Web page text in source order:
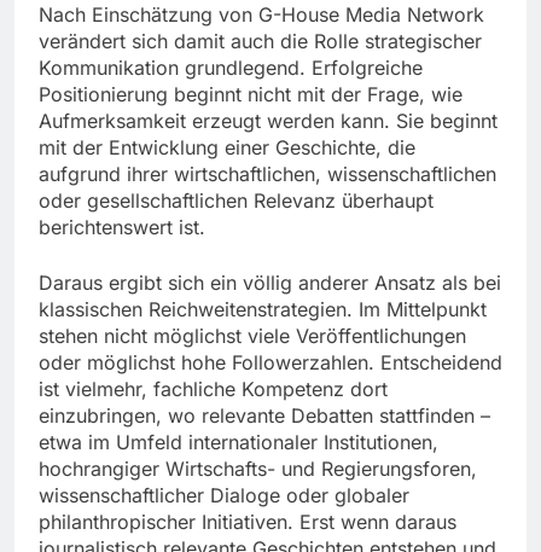
Nach Einschätzung von G-House Media Network
verändert sich damit auch die Rolle strategischer
Kommunikation grundlegend. Erfolgreiche
Positionierung beginnt nicht mit der Frage, wie
Aufmerksamkeit erzeugt werden kann. Sie beginnt
mit der Entwicklung einer Geschichte, die
aufgrund ihrer wirtschaftlichen, wissenschaftlichen
oder gesellschaftlichen Relevanz überhaupt
berichtenswert ist.
Daraus ergibt sich ein völlig anderer Ansatz als bei
klassischen Reichweitenstrategien. Im Mittelpunkt
stehen nicht möglichst viele Veröffentlichungen
oder möglichst hohe Followerzahlen. Entscheidend
ist vielmehr, fachliche Kompetenz dort
einzubringen, wo relevante Debatten stattfinden –
etwa im Umfeld internationaler Institutionen,
hochrangiger Wirtschafts- und Regierungsforen,
wissenschaftlicher Dialoge oder globaler
philanthropischer Initiativen. Erst wenn daraus